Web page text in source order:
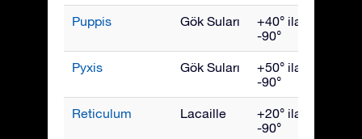
Puppis Gök Suları
+40° ila
-90°
Pyxis Gök Suları
+50° ila
-90°
Reticulum Lacaille
+20° ila
-90°